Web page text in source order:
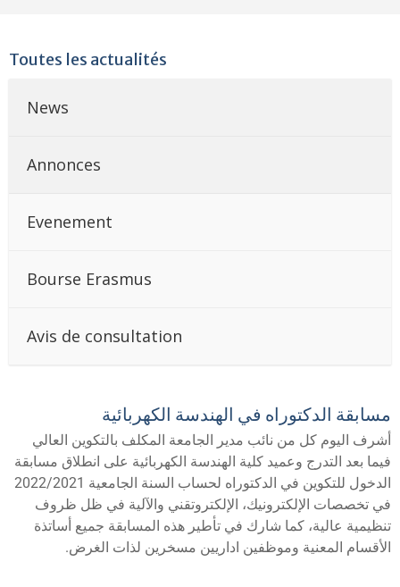
Toutes les actualités
News
Annonces
Evenement
Bourse Erasmus
Avis de consultation
مسابقة الدكتوراه في الهندسة الكهربائية
أشرف اليوم كل من نائب مدير الجامعة المكلف بالتكوين العالي
فيما بعد التدرج وعميد كلية الهندسة الكهربائية على انطلاق مسابقة
الدخول للتكوين في الدكتوراه لحساب السنة الجامعية 2022/2021
في تخصصات الإلكترونيك، الإلكتروتقني والآلية في ظل ظروف
تنظيمية عالية، كما شارك في تأطير هذه المسابقة جميع أساتذة
الأقسام المعنية وموظفين اداريين مسخرين لذات الغرض.